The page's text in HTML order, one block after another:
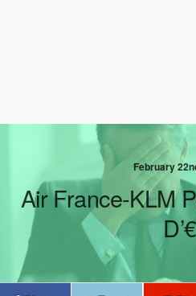
February
Air France-KLM
D’€